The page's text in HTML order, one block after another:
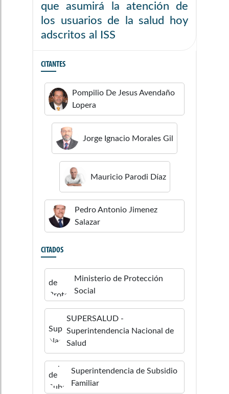
que asumirá la atención de
los usuarios de la salud hoy
adscritos al ISS
CITANTES
Pompilio De JesusAvendaño
Lopera
Jorge Ignacio Morales Gil
Mauricio Parodi Díaz
Pedro Antonio Jimenez
Salazar
CITADOS
Ministerio de Protección
Social
SUPERSALUD -
Superintendencia Nacional de
Salud
Superintendencia de Subsidio
Familiar